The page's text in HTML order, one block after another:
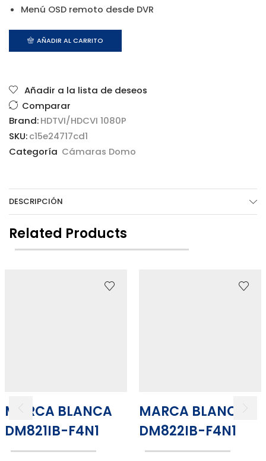
Menú OSD remoto desde DVR
AÑADIR AL CARRITO
Añadir a la lista de deseos
Comparar
Brand:HDTVI/HDCVI 1080P
SKU:c15e24717cd1
Categoría Cámaras Domo
DESCRIPCIÓN
Related Products
MARCA BLANCA
DM821IB-F4N1
MARCA BLANCA
DM822IB-F4N1